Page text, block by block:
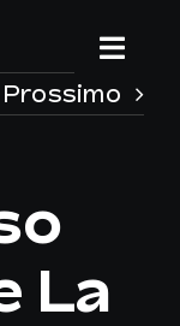
Prossimo
La